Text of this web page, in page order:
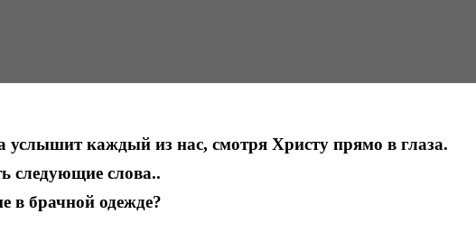
каждый из нас, смотря Христу прямо в глаза.
следующие слова..
брачной одежде?